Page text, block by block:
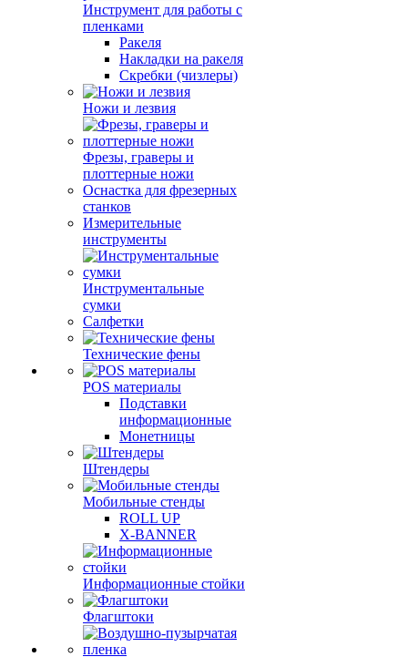
Инструмент для работы с
пленками
Ракеля
Накладки на ракеля
Скребки (чизлеры)
Ножи и лезвия
Фрезы, граверы и
плоттерные ножи
Оснастка для фрезерных
станков
Измерительные
инструменты
Инструментальные
сумки
Салфетки
Технические фены
POS материалы
Подставки
информационные
Монетницы
Штендеры
Мобильные стенды
ROLL UP
X-BANNER
Информационные стойки
Флагштоки